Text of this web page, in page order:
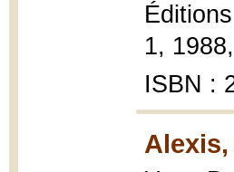
1,
ISBN :
Alexis,